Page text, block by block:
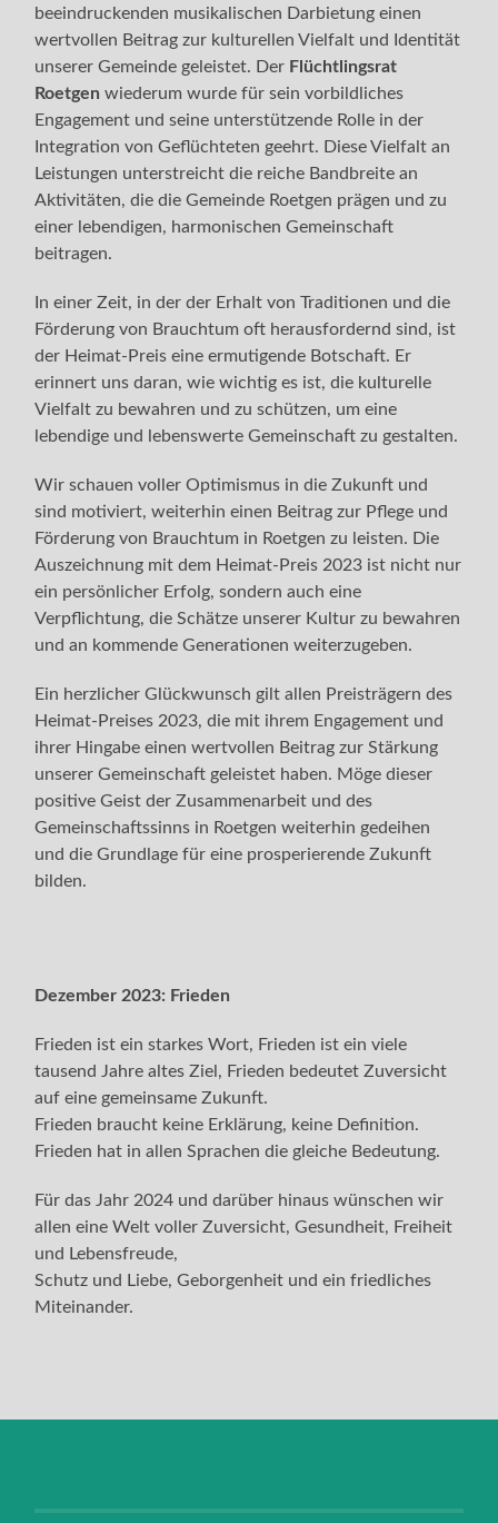
beeindruckenden musikalischen Darbietung einen
wertvollen Beitrag zur kulturellen Vielfalt und Identität
unserer Gemeinde geleistet. Der Flüchtlingsrat
Roetgen wiederum wurde für sein vorbildliches
Engagement und seine unterstützende Rolle in der
Integration von Geflüchteten geehrt. Diese Vielfalt an
Leistungen unterstreicht die reiche Bandbreite an
Aktivitäten, die die Gemeinde Roetgen prägen und zu
einer lebendigen, harmonischen Gemeinschaft
beitragen.
In einer Zeit, in der der Erhalt von Traditionen und die
Förderung von Brauchtum oft herausfordernd sind, ist
der Heimat-Preis eine ermutigende Botschaft. Er
erinnert uns daran, wie wichtig es ist, die kulturelle
Vielfalt zu bewahren und zu schützen, um eine
lebendige und lebenswerte Gemeinschaft zu gestalten.
Wir schauen voller Optimismus in die Zukunft und
sind motiviert, weiterhin einen Beitrag zur Pflege und
Förderung von Brauchtum in Roetgen zu leisten. Die
Auszeichnung mit dem Heimat-Preis 2023 ist nicht nur
ein persönlicher Erfolg, sondern auch eine
Verpflichtung, die Schätze unserer Kultur zu bewahren
und an kommende Generationen weiterzugeben.
Ein herzlicher Glückwunsch gilt allen Preisträgern des
Heimat-Preises 2023, die mit ihrem Engagement und
ihrer Hingabe einen wertvollen Beitrag zur Stärkung
unserer Gemeinschaft geleistet haben. Möge dieser
positive Geist der Zusammenarbeit und des
Gemeinschaftssinns in Roetgen weiterhin gedeihen
und die Grundlage für eine prosperierende Zukunft
bilden.
Dezember 2023: Frieden
Frieden ist ein starkes Wort, Frieden ist ein viele
tausend Jahre altes Ziel, Frieden bedeutet Zuversicht
auf eine gemeinsame Zukunft.
Frieden braucht keine Erklärung, keine Definition.
Frieden hat in allen Sprachen die gleiche Bedeutung.
Für das Jahr 2024 und darüber hinaus wünschen wir
allen eine Welt voller Zuversicht, Gesundheit, Freiheit
und Lebensfreude,
Schutz und Liebe, Geborgenheit und ein friedliches
Miteinander.